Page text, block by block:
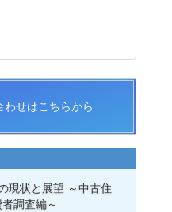
わせはこちらから
現状と展望 ～中古住
調査編～